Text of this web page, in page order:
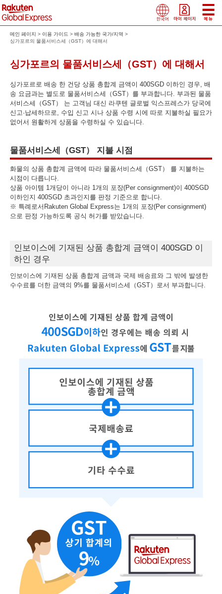
메인 페이지 이용 가이드
배송 가능한 국가/지역
싱가포르의 물품서비스세（GST）에 대해서
싱가포르의 물품서비스세（GST）에 대해서
싱가포르로 배송 한 건당 상품 총합계 금액이 400SGD 이하인 경우, 배
송 요금과는 별도로 물품서비스세（GST）를 부과합니다. 부과된 물품
서비스세（GST） 는 고객님 대신 라쿠텐 글로벌 익스프레스가 당국에
신고·납세하므로, 수입 신고 시나 상품 수령 시에 따로 지불하실 필요가
없어서 원활하게 상품을 수령하실 수 있습니다.
물품서비스세（GST） 지불 시점
화물의 상품 총합계 금액에 따라 물품서비스세（GST） 를 지불하는
시점이 다릅니다.
상품 아이템 1개당이 아니라 1개의 포장(Per consignment)이 400SGD
이하인지 400SGD 초과인지를 판정 기준으로 합니다.
※ 특례로서Rakuten Global Express는 1개의 포장(Per consignment)
으로 판정 가능하도록 공식 허가를 받았습니다.
인보이스에 기재된 상품 총합계 금액이 400SGD 이
하인 경우
인보이스에 기재된 상품 총합계 금액과 국제 배송료와 그 밖에 발생한
수수료를 더한 금액의 9%를 물품서비스세（GST）로서 부과합니다.